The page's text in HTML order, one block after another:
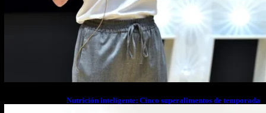
Nutrición inteligente: Cinco superalimentos de temporada